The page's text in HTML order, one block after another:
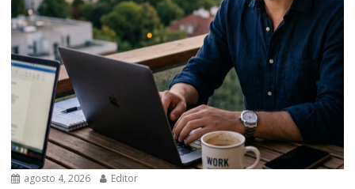
agosto 4, 2026 Editor